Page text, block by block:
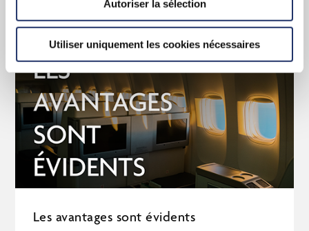
Autoriser la sélection
Utiliser uniquement les cookies nécessaires
Les avantages sont évidents